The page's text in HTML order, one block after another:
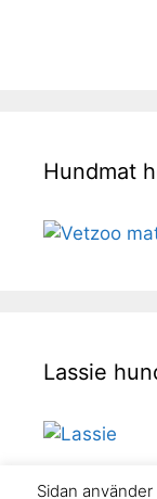
Hundmat
Lassie
Sidan